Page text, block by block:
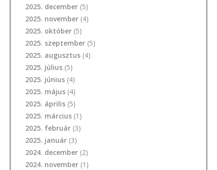
2025. december (5)
2025. november (4)
2025. október (5)
2025. szeptember (5)
2025. augusztus (4)
2025. július (5)
2025. június (4)
2025. május (4)
2025. április (5)
2025. március (1)
2025. február (3)
2025. január (3)
2024. december (2)
2024. november (1)